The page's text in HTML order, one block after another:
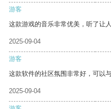
游客
这款游戏的音乐非常优美，听了让人
2025-09-04
游客
这款软件的社区氛围非常好，可以
2025-09-04